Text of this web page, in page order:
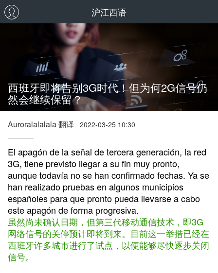
沪江西语
西班牙即将告别3G时代！但为何2G信号仍
然会继续保留？
Auroralalalala 翻译 2022-03-25 10:30
El apagón de la señal de tercera generación, la red
3G, tiene previsto llegar a su fin muy pronto,
aunque todavía no se han confirmado fechas. Ya se
han realizado pruebas en algunos municipios
españoles para que pronto pueda llevarse a cabo
este apagón de forma progresiva.
虽然尚未确认日期，但第三代移动通信技术，即3G
网络信号的关停预计即将到来。目前这一举措已经在
西班牙许多城市进行了试点，以便能够尽快逐步关闭
信号。